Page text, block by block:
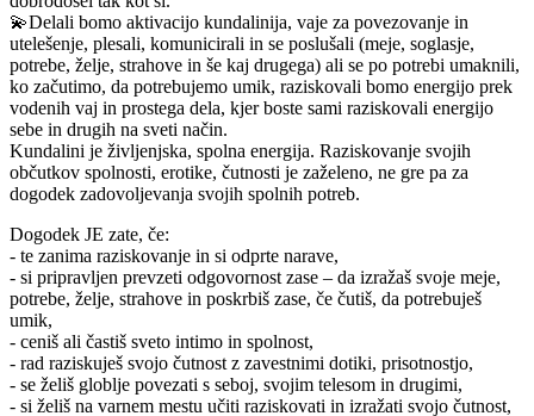
💫Delali bomo aktivacijo kundalinija, vaje za povezovanje in
utelešenje, plesali, komunicirali in se poslušali (meje, soglasje,
potrebe, želje, strahove in še kaj drugega) ali se po potrebi umaknili,
ko začutimo, da potrebujemo umik, raziskovali bomo energijo prek
vodenih vaj in prostega dela, kjer boste sami raziskovali energijo
sebe in drugih na sveti način.
Kundalini je življenjska, spolna energija. Raziskovanje svojih
občutkov spolnosti, erotike, čutnosti je zaželeno, ne gre pa za
dogodek zadovoljevanja svojih spolnih potreb.
Dogodek JE zate, če:
- te zanima raziskovanje in si odprte narave,
- si pripravljen prevzeti odgovornost zase – da izražaš svoje meje,
potrebe, želje, strahove in poskrbiš zase, če čutiš, da potrebuješ
umik,
- ceniš ali častiš sveto intimo in spolnost,
- rad raziskuješ svojo čutnost z zavestnimi dotiki, prisotnostjo,
- se želiš globlje povezati s seboj, svojim telesom in drugimi,
- si želiš na varnem mestu učiti raziskovati in izražati svojo čutnost,